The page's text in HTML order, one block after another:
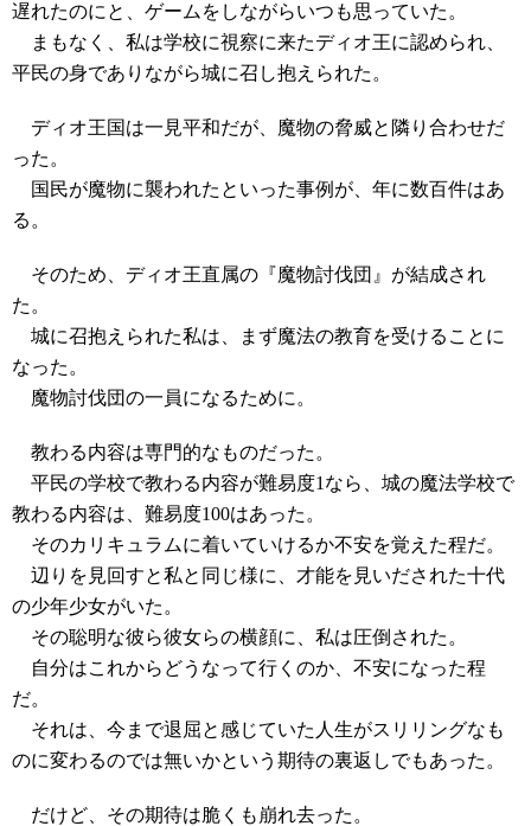
遅れたのにと、ゲームをしながらいつも思っていた。
まもなく、私は学校に視察に来たディオ王に認められ、
平民の身でありながら城に召し抱えられた。
ディオ王国は一見平和だが、魔物の脅威と隣り合わせだ
った。
国民が魔物に襲われたといった事例が、年に数百件はあ
る。
そのため、ディオ王直属の『魔物討伐団』が結成され
た。
城に召抱えられた私は、まず魔法の教育を受けることに
なった。
魔物討伐団の一員になるために。
教わる内容は専門的なものだった。
平民の学校で教わる内容が難易度1なら、城の魔法学校で
教わる内容は、難易度100はあった。
そのカリキュラムに着いていけるか不安を覚えた程だ。
辺りを見回すと私と同じ様に、才能を見いだされた十代
の少年少女がいた。
その聡明な彼ら彼女らの横顔に、私は圧倒された。
自分はこれからどうなって行くのか、不安になった程
だ。
それは、今まで退屈と感じていた人生がスリリングなも
のに変わるのでは無いかという期待の裏返しでもあった。
だけど、その期待は脆くも崩れ去った。